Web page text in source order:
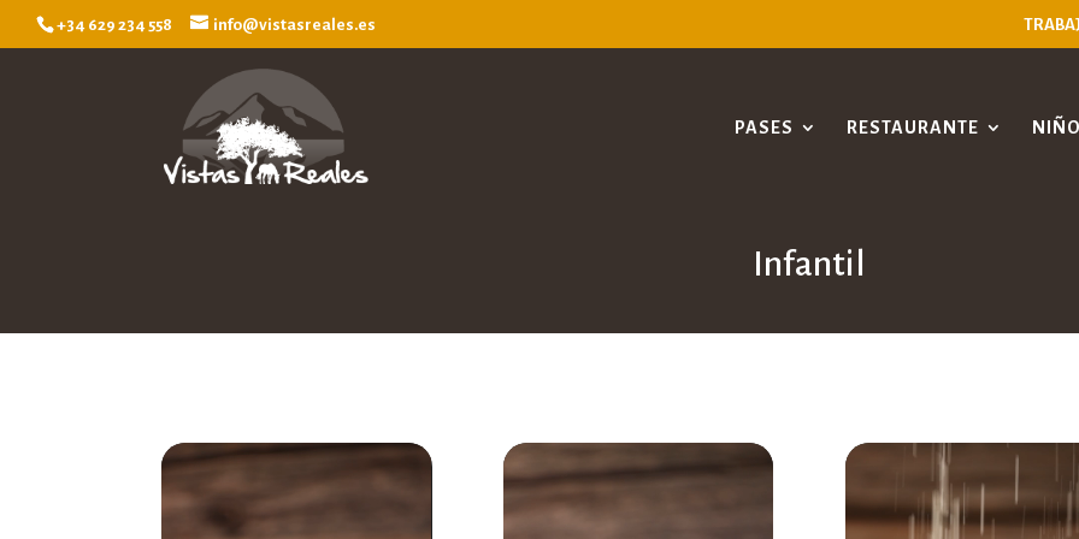
+34 629 234 558 info@vistasreales.es
PASES RESTAURANTE
Infantil
Reproductor
vídeo
Reproductor
de
vídeo
Reproductor
vídeo